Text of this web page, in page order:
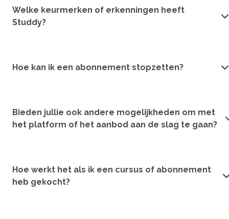
Welke keurmerken of erkenningen heeft
Studdy?
Hoe kan ik een abonnement stopzetten?
Bieden jullie ook andere mogelijkheden om met
het platform of het aanbod aan de slag te gaan?
Hoe werkt het als ik een cursus of abonnement
heb gekocht?